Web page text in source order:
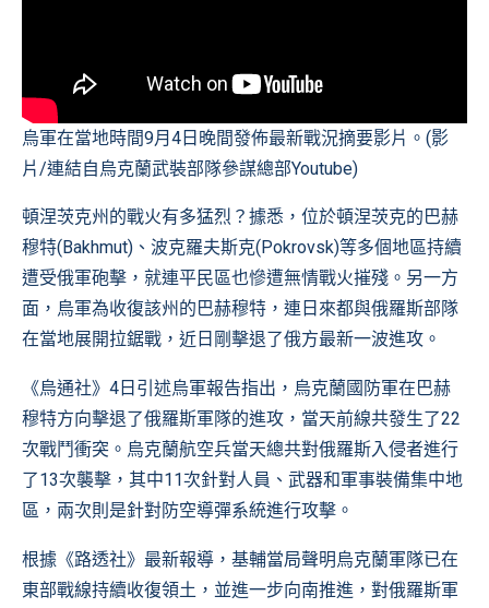
烏軍在當地時間9月4日晚間發佈最新戰況摘要影片。(影
片/連結自 烏克蘭武裝部隊參謀總部Youtube)
頓涅茨克州的戰火有多猛烈？據悉，位於頓涅茨克的巴赫
穆特(Bakhmut)、波克羅夫斯克(Pokrovsk)等多個地區持續
遭受俄軍砲擊，就連平民區也慘遭無情戰火摧殘。另一方
面，烏軍為收復該州的巴赫穆特，連日來都與俄羅斯部隊
在當地展開拉鋸戰，近日剛擊退了俄方最新一波進攻。
《烏通社》4日引述烏軍報告指出，烏克蘭國防軍在巴赫
穆特方向擊退了俄羅斯軍隊的進攻，當天前線共發生了22
次戰鬥衝突。烏克蘭航空兵當天總共對俄羅斯入侵者進行
了13次襲擊，其中11次針對人員、武器和軍事裝備集中地
區，兩次則是針對防空導彈系統進行攻擊。
根據《路透社》最新報導，基輔當局聲明烏克蘭軍隊已在
東部戰線持續收復領土，並進一步向南推進，對俄羅斯軍